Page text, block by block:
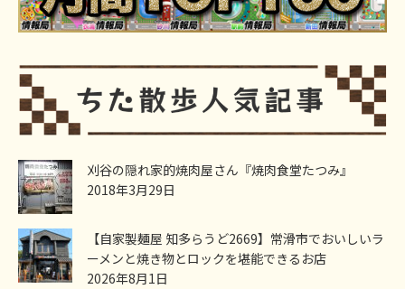
刈谷の隠れ家的焼肉屋さん『焼肉食堂たつみ』
2018年3月29日
【自家製麺屋 知多らうど2669】常滑市でおいしいラ
ーメンと焼き物とロックを堪能できるお店
2026年8月1日